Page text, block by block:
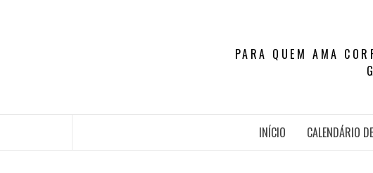
PARA QUEM AMA
INÍCIO CALENDÁRIO